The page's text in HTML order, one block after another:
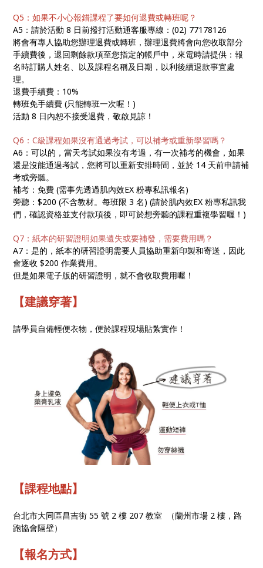
Q5：如果不小心報錯課程了要如何退費或轉班呢？
A5：請於活動 8 日前撥打活動通客服專線：(02) 77178126
將會有專人協助您辦理退費或轉班，辦理退費將會向您收取部分
手續費後，退回剩餘款項至您指定的帳戶中，來電時請提供：報
名時訂購人姓名、以及課程名稱及日期，以利後續退款事宜處
理。
退費手續費：10%
轉班免手續費 (只能轉班一次喔！)
活動 8 日內恕不接受退費，敬啟見諒！
Q6：C級課程如果沒有通過考試，可以補考或重新學習嗎？
A6：可以的，當天考試如果沒有考過，有一次補考的機會，如果
還是沒能通過考試，您將可以重新安排時間，並於 14 天前申請補
考或旁聽。
補考：免費 (需事先透過肌內效EX 粉專私訊報名)
旁聽：$200 (不含教材。每班限 3 名) (請於肌內效EX 粉專私訊我
們，確認資格並支付款項後，即可於想旁聽的課程重複學習喔！)
Q7：紙本的研習證明如果遺失或要補發，需要費用嗎？
A7：是的，紙本的研習證明需要人員協助重新印製和寄送，因此
會逐收 $200 作業費用。
但是如果電子版的研習證明，就不會收取費用喔！
【建議穿著】
請學員自備輕便衣物，便於課程現場貼紮實作！
【課程地點】
台北市大同區昌吉街 55 號 2 樓 207 教室 （蘭州市場 2 樓，路
跑協會隔壁）
【報名方式】